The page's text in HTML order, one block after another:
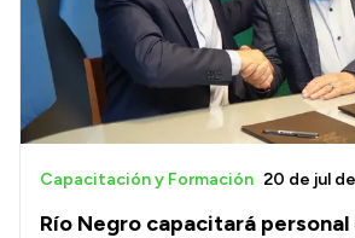
Río Negro capacitará personal
Capacitación y Formación 20 de jul